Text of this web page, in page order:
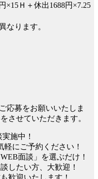
×15Ｈ＋休出1688円×7.25
なります。
応募をお願いいたしま
させていただきます。
施中！
にご予約ください！
面談」を選ぶだけ！
したい方、大歓迎！
歓迎いたします！